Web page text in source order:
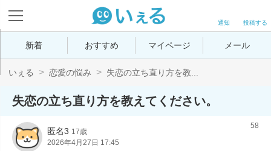
投稿する
通知
新着 おすすめ マイページ メール
いぇる 恋愛の悩み 失恋の立ち直り方を教...
失恋の立ち直り方を教えてください。
匿名3 17歳
2026年4月27日 17:45
58